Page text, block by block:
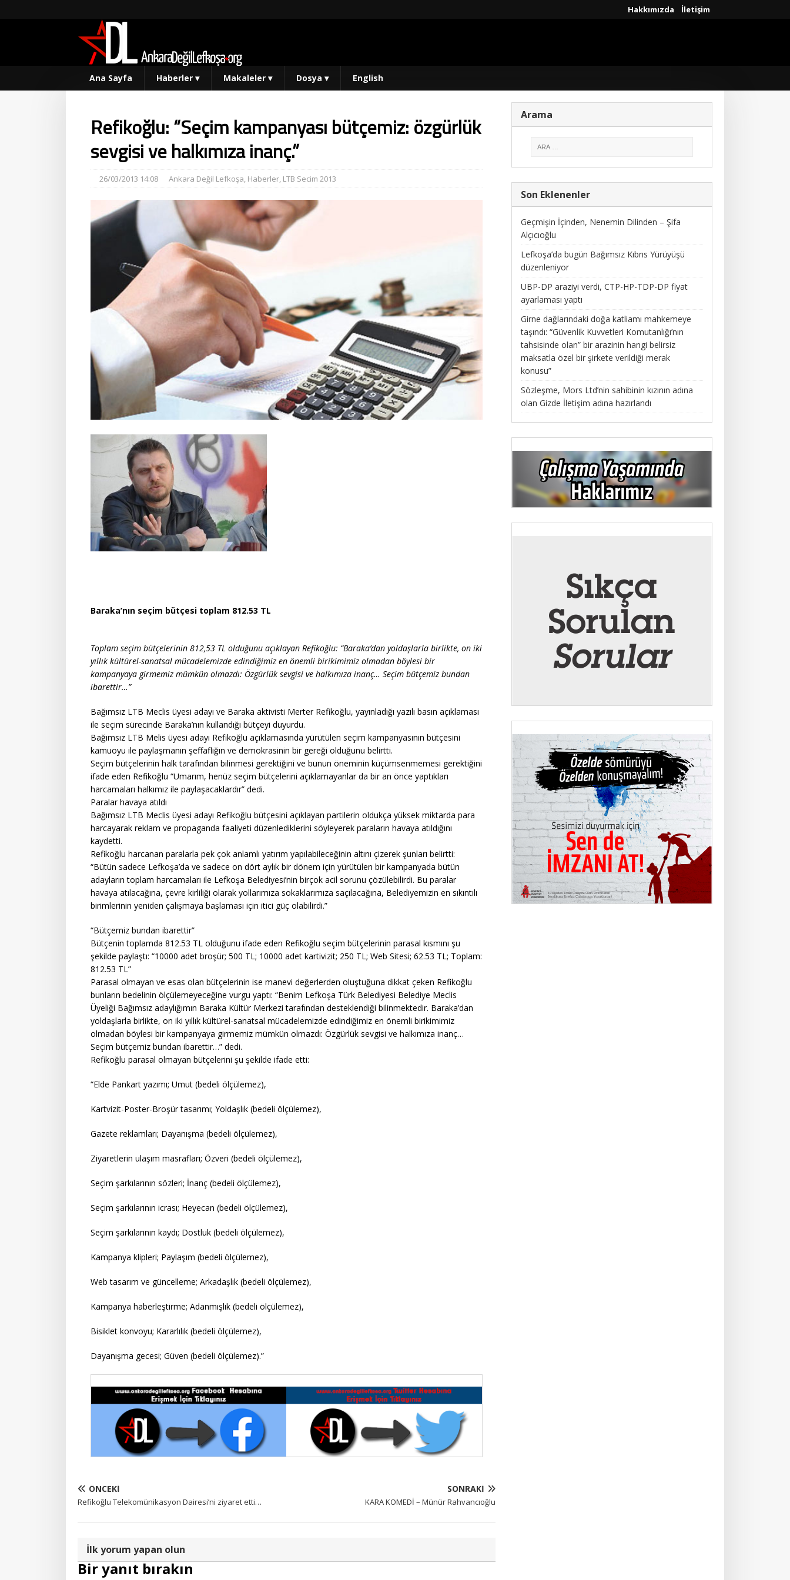
Hakkımızda İletişim
Ana Sayfa Haberler ▾ Makaleler ▾ Dosya ▾ English
Refikoğlu: “Seçim kampanyası bütçemiz: özgürlük
sevgisi ve halkımıza inanç.”
26/03/2013 14:08 Ankara Değil Lefkoşa, Haberler, LTB Secim 2013
Baraka’nın seçim bütçesi toplam 812.53 TL
Toplam seçim bütçelerinin 812,53 TL olduğunu açıklayan Refikoğlu: “Baraka’dan yoldaşlarla birlikte, on iki
yıllık kültürel-sanatsal mücadelemizde edindiğimiz en önemli birikimimiz olmadan böylesi bir
kampanyaya girmemiz mümkün olmazdı: Özgürlük sevgisi ve halkımıza inanç… Seçim bütçemiz bundan
ibarettir…”
Bağımsız LTB Meclis üyesi adayı ve Baraka aktivisti Merter Refikoğlu, yayınladığı yazılı basın açıklaması
ile seçim sürecinde Baraka’nın kullandığı bütçeyi duyurdu.
Bağımsız LTB Melis üyesi adayı Refikoğlu açıklamasında yürütülen seçim kampanyasının bütçesini
kamuoyu ile paylaşmanın şeffaflığın ve demokrasinin bir gereği olduğunu belirtti.
Seçim bütçelerinin halk tarafından bilinmesi gerektiğini ve bunun öneminin küçümsenmemesi gerektiğini
ifade eden Refikoğlu “Umarım, henüz seçim bütçelerini açıklamayanlar da bir an önce yaptıkları
harcamaları halkımız ile paylaşacaklardır” dedi.
Paralar havaya atıldı
Bağımsız LTB Meclis üyesi adayı Refikoğlu bütçesini açıklayan partilerin oldukça yüksek miktarda para
harcayarak reklam ve propaganda faaliyeti düzenlediklerini söyleyerek paraların havaya atıldığını
kaydetti.
Refikoğlu harcanan paralarla pek çok anlamlı yatırım yapılabileceğinin altını çizerek şunları belirtti:
“Bütün sadece Lefkoşa’da ve sadece on dört aylık bir dönem için yürütülen bir kampanyada bütün
adayların toplam harcamaları ile Lefkoşa Belediyesi’nin birçok acil sorunu çözülebilirdi. Bu paralar
havaya atılacağına, çevre kirliliği olarak yollarımıza sokaklarımıza saçılacağına, Belediyemizin en sıkıntılı
birimlerinin yeniden çalışmaya başlaması için itici güç olabilirdi.”
“Bütçemiz bundan ibarettir”
Bütçenin toplamda 812.53 TL olduğunu ifade eden Refikoğlu seçim bütçelerinin parasal kısmını şu
şekilde paylaştı: “10000 adet broşür; 500 TL; 10000 adet kartivizit; 250 TL; Web Sitesi; 62.53 TL; Toplam:
812.53 TL”
Parasal olmayan ve esas olan bütçelerinin ise manevi değerlerden oluştuğuna dikkat çeken Refikoğlu
bunların bedelinin ölçülemeyeceğine vurgu yaptı: “Benim Lefkoşa Türk Belediyesi Belediye Meclis
Üyeliği Bağımsız adaylığımın Baraka Kültür Merkezi tarafından desteklendiği bilinmektedir. Baraka’dan
yoldaşlarla birlikte, on iki yıllık kültürel-sanatsal mücadelemizde edindiğimiz en önemli birikimimiz
olmadan böylesi bir kampanyaya girmemiz mümkün olmazdı: Özgürlük sevgisi ve halkımıza inanç…
Seçim bütçemiz bundan ibarettir…” dedi.
Refikoğlu parasal olmayan bütçelerini şu şekilde ifade etti:
“Elde Pankart yazımı; Umut (bedeli ölçülemez),
Kartvizit-Poster-Broşür tasarımı; Yoldaşlık (bedeli ölçülemez),
Gazete reklamları; Dayanışma (bedeli ölçülemez),
Ziyaretlerin ulaşım masrafları; Özveri (bedeli ölçülemez),
Seçim şarkılarının sözleri; İnanç (bedeli ölçülemez),
Seçim şarkılarının icrası; Heyecan (bedeli ölçülemez),
Seçim şarkılarının kaydı; Dostluk (bedeli ölçülemez),
Kampanya klipleri; Paylaşım (bedeli ölçülemez),
Web tasarım ve güncelleme; Arkadaşlık (bedeli ölçülemez),
Kampanya haberleştirme; Adanmışlık (bedeli ölçülemez),
Bisiklet konvoyu; Kararlılık (bedeli ölçülemez),
Dayanışma gecesi; Güven (bedeli ölçülemez).”
ÖNCEKI
Refikoğlu Telekomünikasyon Dairesi’ni ziyaret etti…
SONRAKI
KARA KOMEDİ – Münür Rahvancıoğlu
İlk yorum yapan olun
Bir yanıt bırakın
Arama
Son Eklenenler
Geçmişin İçinden, Nenemin Dilinden – Şifa
Alçıcıoğlu
Lefkoşa’da bugün Bağımsız Kıbrıs Yürüyüşü
düzenleniyor
UBP-DP araziyi verdi, CTP-HP-TDP-DP fiyat
ayarlaması yaptı
Girne dağlarındaki doğa katliamı mahkemeye
taşındı: “Güvenlik Kuvvetleri Komutanlığı’nın
tahsisinde olan” bir arazinin hangi belirsiz
maksatla özel bir şirkete verildiği merak
konusu”
Sözleşme, Mors Ltd’nin sahibinin kızının adına
olan Gizde İletişim adına hazırlandı